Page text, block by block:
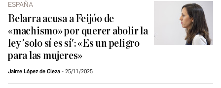
ESPAÑA
Belarra acusa a Feijóo de
«machismo» por querer abolir la
ley 'solo sí es sí': «Es un peligro
para las mujeres»
Jaime López de Oleza 25/11/2025